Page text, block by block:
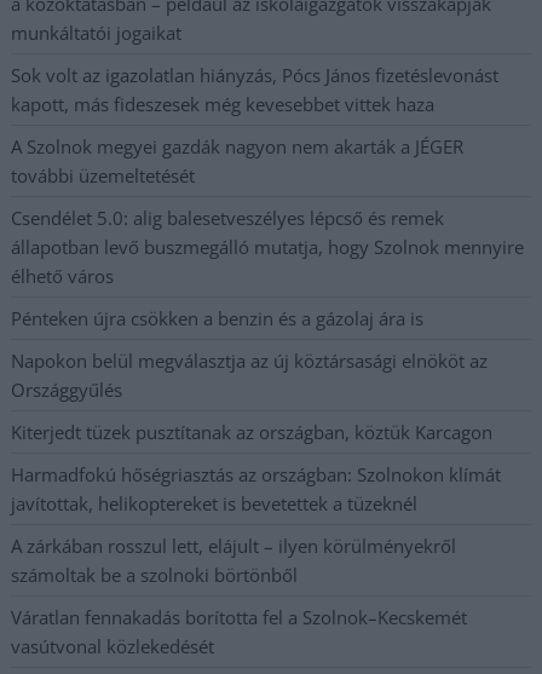
munkáltatói jogaikat
Sok volt az igazolatlan hiányzás, Pócs János fizetéslevonást
kapott, más fideszesek még kevesebbet vittek haza
A Szolnok megyei gazdák nagyon nem akarták a JÉGER
további üzemeltetését
Csendélet 5.0: alig balesetveszélyes lépcső és remek
állapotban levő buszmegálló mutatja, hogy Szolnok mennyire
élhető város
Pénteken újra csökken a benzin és a gázolaj ára is
Napokon belül megválasztja az új köztársasági elnököt az
Országgyűlés
Kiterjedt tüzek pusztítanak az országban, köztük Karcagon
Harmadfokú hőségriasztás az országban: Szolnokon klímát
javítottak, helikoptereket is bevetettek a tüzeknél
A zárkában rosszul lett, elájult – ilyen körülményekről
számoltak be a szolnoki börtönből
Váratlan fennakadás borította fel a Szolnok–Kecskemét
vasútvonal közlekedését